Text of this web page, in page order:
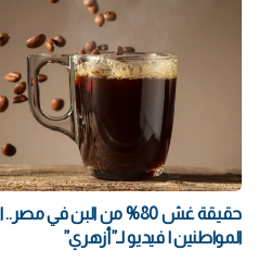
حقيقة غش 80% من البن
المواطنين | فيديو لـ”أزهري”